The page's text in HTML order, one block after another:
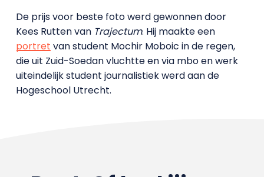
De prijs voor beste foto werd gewonnen door
Kees Rutten van Trajectum. Hij maakte een
portret van student Mochir Moboic in de regen,
die uit Zuid-Soedan vluchtte en via mbo en werk
uiteindelijk student journalistiek werd aan de
Hogeschool Utrecht.